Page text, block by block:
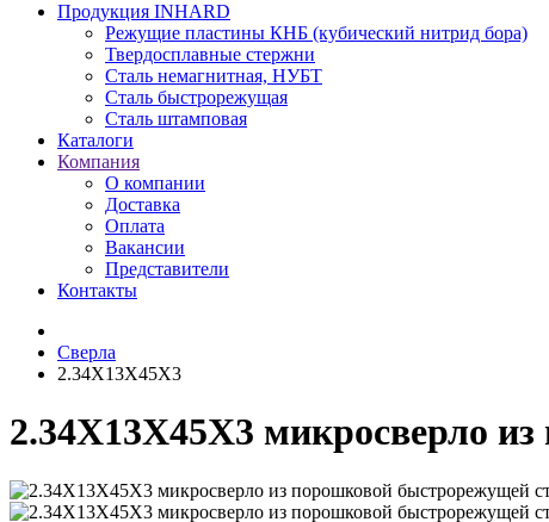
Продукция INHARD
Режущие пластины КНБ (кубический нитрид бора)
Твердосплавные стержни
Сталь немагнитная, НУБТ
Сталь быстрорежущая
Сталь штамповая
Каталоги
Компания
О компании
Доставка
Оплата
Вакансии
Представители
Контакты
Сверла
2.34X13X45X3
2.34X13X45X3 микросверло